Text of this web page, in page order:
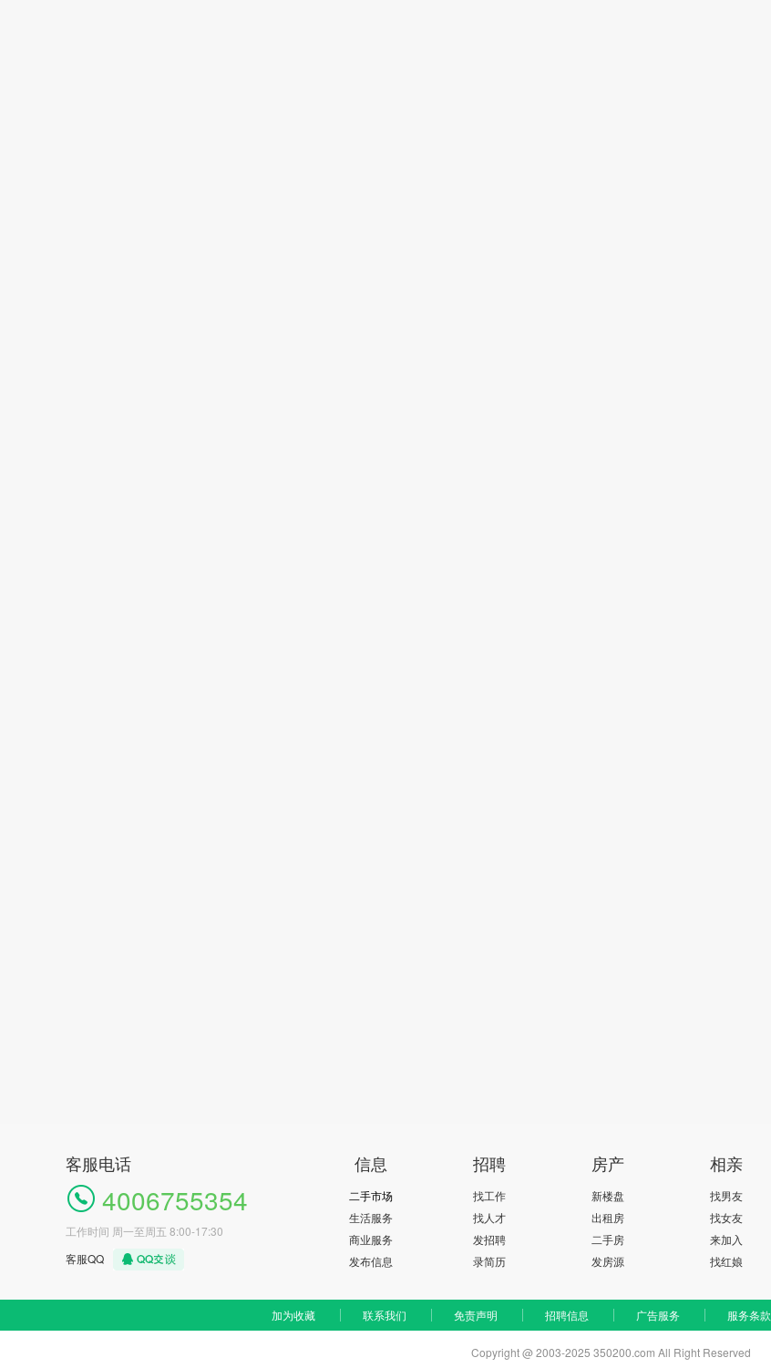
客服电话
4006755354
工作时间 周一至周五 8:00-17:30
客服QQ
信息
二手市场
生活服务
商业服务
发布信息
招聘
找工作
找人才
发招聘
录简历
房产
新楼盘
出租房
二手房
发房源
相亲
找男友
找女友
来加入
找红娘
加为收藏 联系我们 免责声明 招聘信息 广告服务 服务条款
Copyright @ 2003-2025 350200.com All Right Reserved